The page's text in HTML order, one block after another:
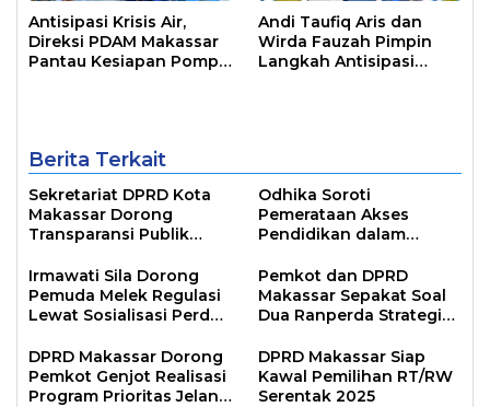
Antisipasi Krisis Air,
Direksi PDAM Makassar
Pantau Kesiapan Pompa
Andi Taufiq Aris dan
Wirda Fauzah Pimpin
Langkah Antisipasi
Berita Terkait
Sekretariat DPRD Kota
Makassar Dorong
Transparansi Publik
Digital
Odhika Soroti
Pemerataan Akses
Pendidikan dalam
Irmawati Sila Dorong
Pemuda Melek Regulasi
Lewat Sosialisasi Perda
Pemkot dan DPRD
Makassar Sepakat Soal
Dua Ranperda Strategis
Depan
DPRD Makassar Dorong
Pemkot Genjot Realisasi
Program Prioritas Jelang
DPRD Makassar Siap
Kawal Pemilihan RT/RW
Serentak 2025